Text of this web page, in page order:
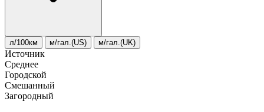
л/100км м/гал.(US) м/гал.(UK)
Источник
Среднее
Городской
Смешанный
Загородный